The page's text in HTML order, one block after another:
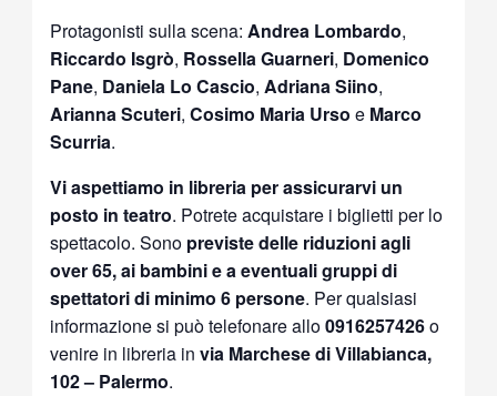
Protagonisti sulla scena:Andrea Lombardo,
Riccardo Isgrò, Rossella Guarneri, Domenico
Pane, Daniela Lo Cascio,Adriana Siino,
Arianna Scuteri,Cosimo Maria Urso e Marco
Scurria.
Vi aspettiamo in libreria per assicurarvi un
posto in teatro. Potrete acquistare i biglietti per lo
spettacolo. Sono previste delle riduzioni agli
over 65, ai bambini e a eventuali gruppi di
spettatori di minimo 6 persone. Per qualsiasi
informazione si può telefonare allo0916257426o
venire in libreria invia Marchese di Villabianca,
102 – Palermo.